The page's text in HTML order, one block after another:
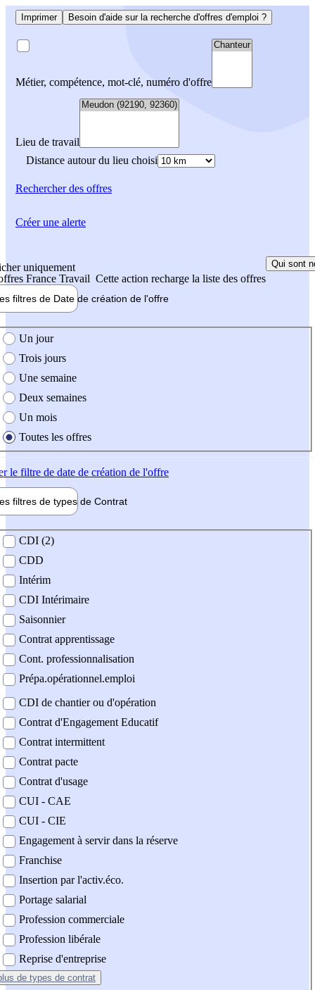
Imprimer Besoin d'aide sur la recherche d'offres d'emploi ?
Métier, compétence, mot-clé, numéro d'offre
Lieu de travail
Distance autour du lieu choisi
Rechercherdes offres
uniquement
France Travail Cette action recharge la liste des offres
Qui sont
filtres de Date de création de l'offre
création de l'offre
Un jour
Trois jours
Une semaine
Deux semaines
Un mois
Toutes les offres
le filtre de date de création de l'offre
filtres de types de Contrat
contrat
CDI (2)
CDD
Intérim
CDI Intérimaire
Saisonnier
Contrat apprentissage
Cont. professionnalisation
Prépa.opérationnel.emploi
CDI de chantier ou d'opération
Contrat d'Engagement Educatif
Contrat intermittent
Contrat pacte
Contrat d'usage
CUI - CAE
CUI - CIE
Engagement à servir dans la réserve
Franchise
Insertion par l'activ.éco.
Portage salarial
Profession commerciale
Profession libérale
Reprise d'entreprise
de types de contrat
Créer une alerte